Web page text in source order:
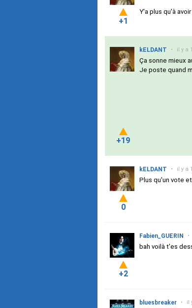
Y'a plus qu'à
+1
kELDANT • il y a
Ça sonne mieux
Je poste quand
+19
kELDANT • il y a
Plus qu'un vote
0
Fabien_GUERIN •
bah voilà t'es
+2
bluesbreaker • il